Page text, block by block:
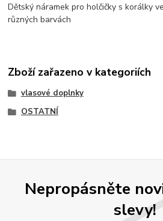
Dětský náramek pro holčičky s korálky
různých barvách
Zboží zařazeno v kategoriích
vlasové doplnky
OSTATNÍ
Nepropásněte
slevy!